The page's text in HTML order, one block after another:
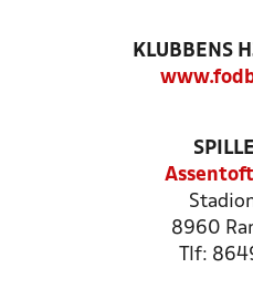
KLUBBENS
8960
Tlf: